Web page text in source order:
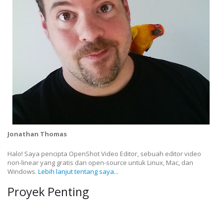
Jonathan Thomas
Halo! Saya pencipta OpenShot Video Editor, sebuah editor video
non-linear yang gratis dan open-source untuk Linux, Mac, dan
Windows. Lebih lanjut tentang saya...
Proyek Penting